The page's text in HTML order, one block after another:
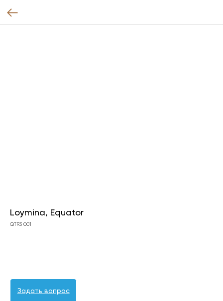
Loymina, Equator
QTR3 001
Задать вопрос